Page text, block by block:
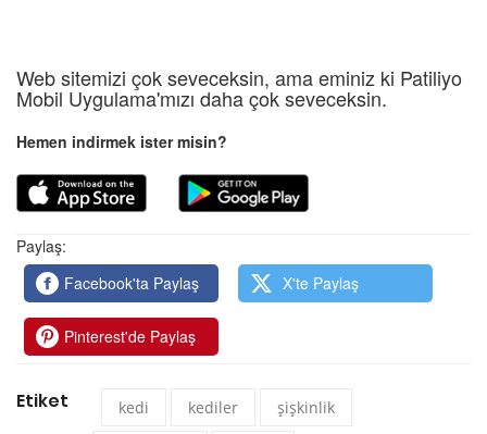
Web sitemizi çok seveceksin, ama eminiz ki Patiliyo
Mobil Uygulama'mızı daha çok seveceksin.
Hemen indirmek ister misin?
Paylaş:
Facebook'ta Paylaş
X'te Paylaş
Pinterest'de Paylaş
Etiket kedi kediler şişkinlik